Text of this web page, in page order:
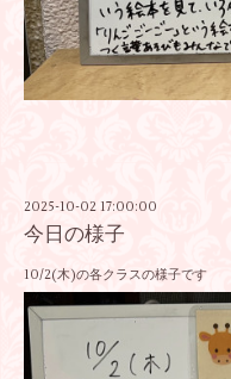
2025-10-02 17:00:00
今日の様子
10/2(木)の各クラスの様子です